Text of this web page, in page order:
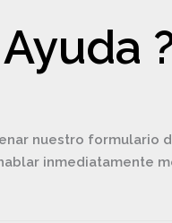
nuestro formulario
inmediatamente